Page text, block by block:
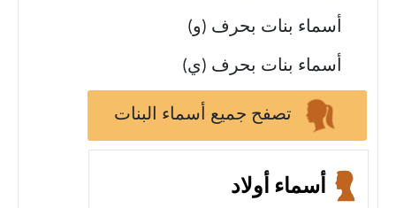
أسماء بنات بحرف (و)
أسماء بنات بحرف (ي)
تصفح جميع أسماء البنات
أسماء أولاد